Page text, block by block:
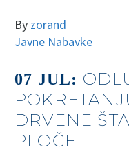
By zorand
Javne Nabavke
07 JUL:
DRVENE
PLOČE